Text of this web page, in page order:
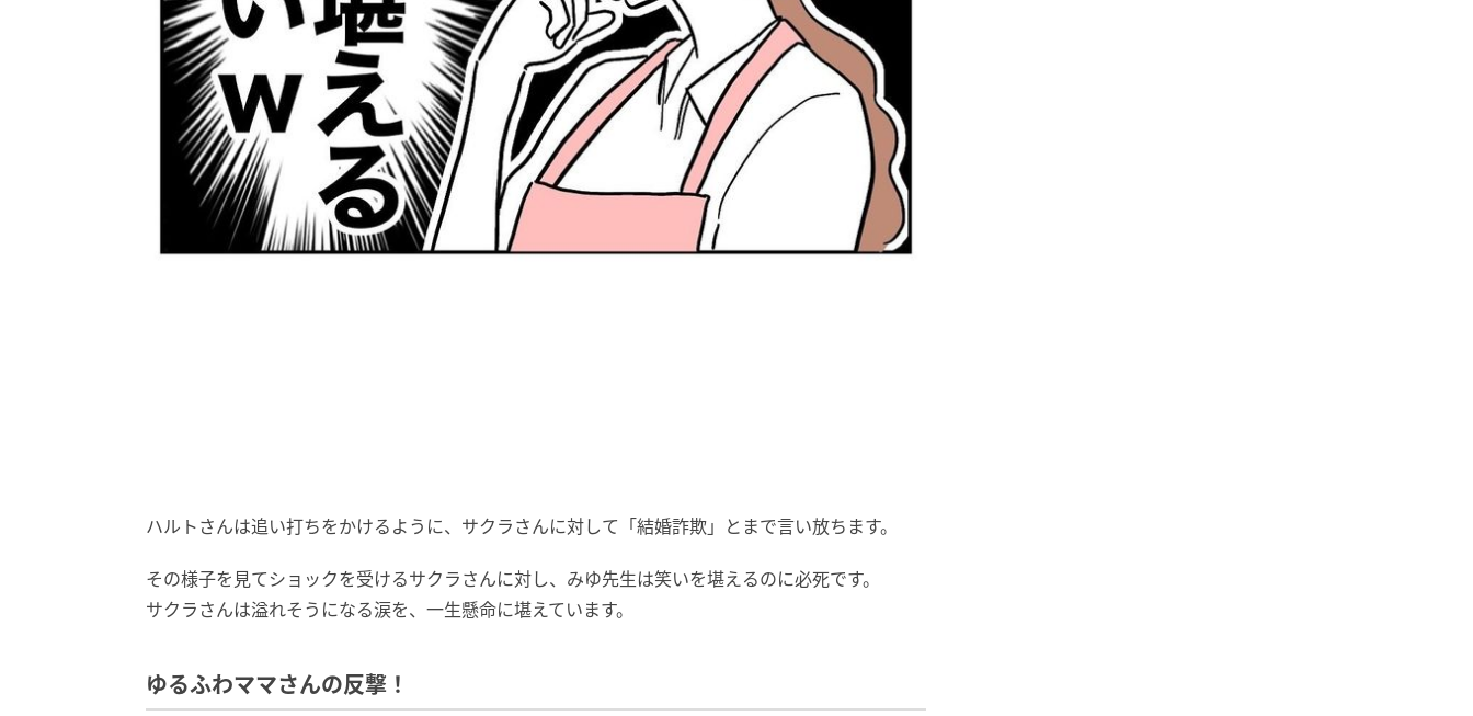
ハルトさんは追い打ちをかけるように、サクラさんに対して「結婚詐欺」とまで言い放ちます。
その様子を見てショックを受けるサクラさんに対し、みゆ先生は笑いを堪えるのに必死です。
サクラさんは溢れそうになる涙を、一生懸命に堪えています。
ゆるふわママさんの反撃！